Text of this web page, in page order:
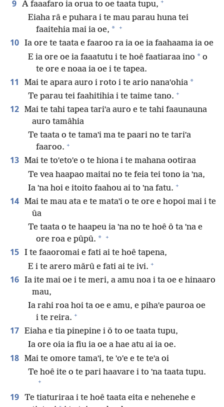
9 A faaafaro ia orua to oe taata tupu,
Eiaha râ e puhara i te mau parau huna tei
faaitehia mai ia oe, * +
10 Ia ore te taata e faaroo ra ia oe ia faahaama ia oe
E ia ore oe ia faaatutu i te hoê faatiaraa ino * o
te ore e noaa ia oe i te tapea.
11 Mai te apara auro i roto i te ario nanaˈohia *
Te parau tei faahitihia i te taime tano. +
12 Mai te tahi tapea tariˈa auro e te tahi faaunauna
auro tamâhia
Te taata o te tamaˈi ma te paari no te tariˈa
faaroo. +
13 Mai te toˈetoˈe o te hiona i te mahana ootiraa
Te vea haapao maitai no te feia tei tono ia ˈna,
Ia ˈna hoi e itoito faahou ai to ˈna fatu. +
14 Mai te mau ata e te mataˈi o te ore e hopoi mai i te
ûa
Te taata o te haapeu ia ˈna no te hoê ô ta ˈna e
ore roa e pûpû. * +
15 I te faaoromai e fati ai te hoê tapena,
E i te arero mǎrû e fati ai te ivi. +
16 Ia ite mai oe i te meri, a amu noa i ta oe e hinaaro
mau,
Ia rahi roa hoi ta oe e amu, e pihaˈe pauroa oe
i te reira. +
17 Eiaha e tia pinepine i ǒ to oe taata tupu,
Ia ore oia ia fiu ia oe a hae atu ai ia oe.
18 Mai te omore tamaˈi, te ˈoˈe e te teˈa oi
Te hoê ite o te pari haavare i to ˈna taata tupu.
+
19 Te tiaturiraa i te hoê taata eita e nehenehe e